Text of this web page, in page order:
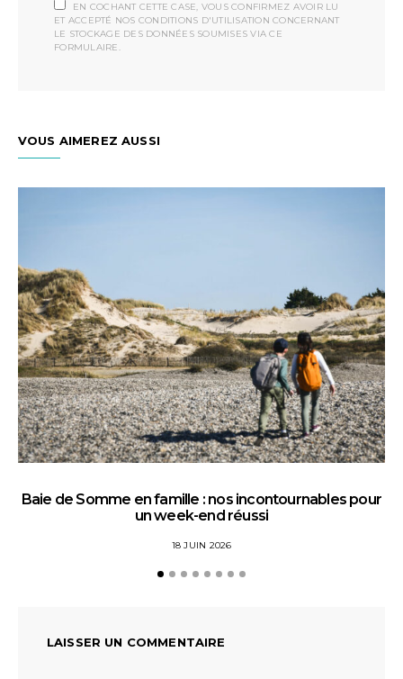
EN COCHANT CETTE CASE, VOUS CONFIRMEZ AVOIR LU
ET ACCEPTÉ NOS CONDITIONS D'UTILISATION CONCERNANT
LE STOCKAGE DES DONNÉES SOUMISES VIA CE
FORMULAIRE.
VOUS AIMEREZ AUSSI
Baie de Somme en famille : nos incontournables pour
un week-end réussi
18 JUIN 2026
LAISSER UN COMMENTAIRE